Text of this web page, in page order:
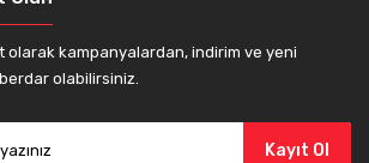
olarak kampanyalardan, indirim ve yeni
olabilirsiniz.
Kayıt Ol